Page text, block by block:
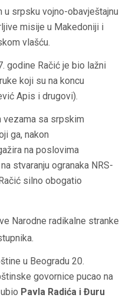
u srpsku vojno-obavještajnu
misije u Makedoniji i
vlašću.
godine Račić je bio lažni
koji su na koncu
Apis i drugovi).
vezama sa srpskim
ga, nakon
na poslovima
stvaranju ogranaka NRS-
silno obogatio
Narodne radikalne stranke
u Beogradu 20.
govornice pucao na
Pavla Radića i Đuru